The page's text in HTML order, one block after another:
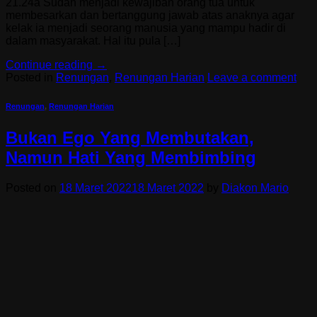
Continue reading →
Renungan Renungan Harian Leave a comment
Renungan, Renungan Harian
Bukan Ego Yang Membutakan,
Namun Hati Yang Membimbing
18 Maret 202218 Maret 2022 Diakon Mario